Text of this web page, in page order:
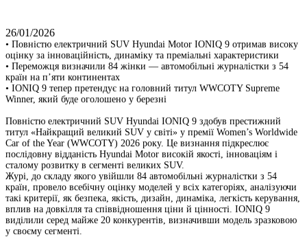
26/01/2026
• Повністю електричний SUV Hyundai Motor IONIQ 9 отримав високу
оцінку за інноваційність, динаміку та преміальні характеристики
• Переможця визначили 84 жінки — автомобільні журналістки з 54
країн на п’яти континентах
• IONIQ 9 тепер претендує на головний титул WWCOTY Supreme
Winner, який буде оголошено у березні
Повністю електричний SUV Hyundai IONIQ 9 здобув престижний
титул «Найкращий великий SUV у світі» у премії Women’s Worldwide
Car of the Year (WWCOTY) 2026 року. Це визнання підкреслює
послідовну відданість Hyundai Motor високій якості, інноваціям і
сталому розвитку в сегменті великих SUV.
Журі, до складу якого увійшли 84 автомобільні журналістки з 54
країн, провело всебічну оцінку моделей у всіх категоріях, аналізуючи
такі критерії, як безпека, якість, дизайн, динаміка, легкість керування,
вплив на довкілля та співвідношення ціни й цінності. IONIQ 9
виділили серед майже 20 конкурентів, визначивши модель зразковою
у своєму сегменті.